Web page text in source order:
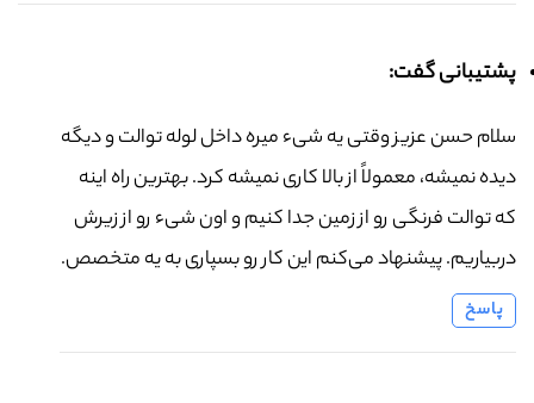
پشتیبانی گفت:
سلام حسن عزیز وقتی یه شیء میره داخل لوله توالت و دیگه
دیده نمیشه، معمولاً از بالا کاری نمیشه کرد. بهترین راه اینه
که توالت فرنگی رو از زمین جدا کنیم و اون شیء رو از زیرش
دربیاریم. پیشنهاد می‌کنم این کار رو بسپاری به یه متخصص.
پاسخ